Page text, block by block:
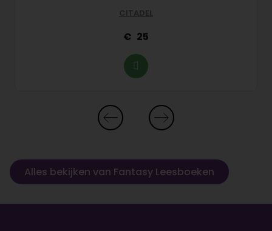
CITADEL
25
Alles bekijken van Fantasy Leesboeken